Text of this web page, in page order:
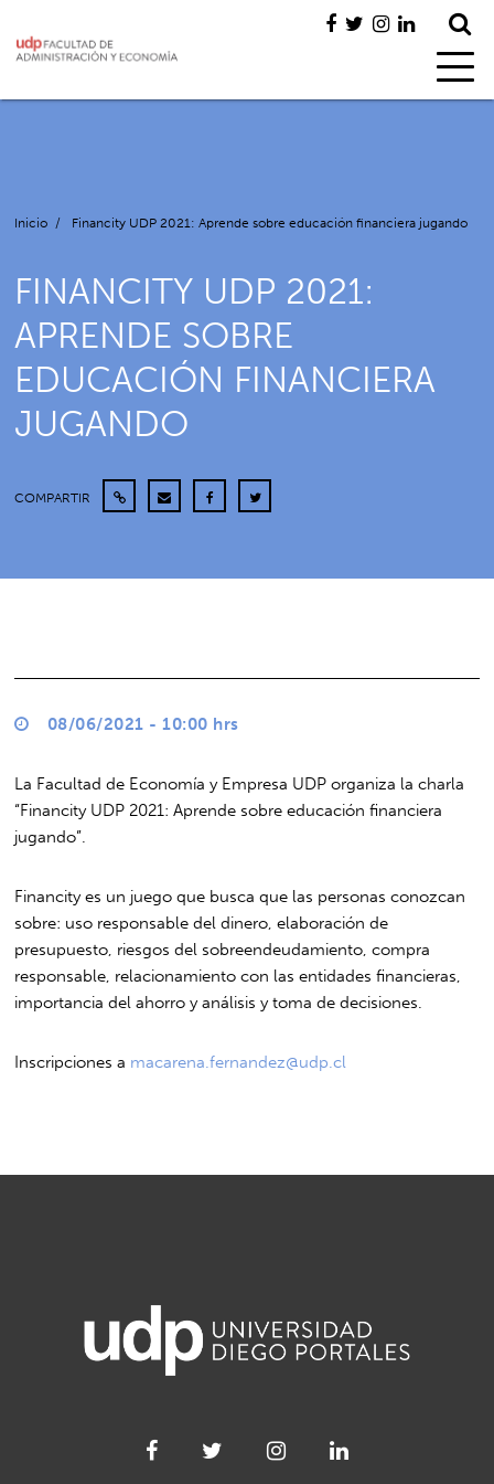
Inicio / Financity UDP 2021: Aprende sobre educación financiera jugando
FINANCITY UDP 2021:
APRENDE SOBRE
EDUCACIÓN FINANCIERA
JUGANDO
COMPARTIR
08/06/2021 - 10:00 hrs
La Facultad de Economía y Empresa UDP organiza la charla
“Financity UDP 2021: Aprende sobre educación financiera
jugando”.
Financity es un juego que busca que las personas conozcan
sobre: uso responsable del dinero, elaboración de
presupuesto, riesgos del sobreendeudamiento, compra
responsable, relacionamiento con las entidades financieras,
importancia del ahorro y análisis y toma de decisiones.
Inscripciones a macarena.fernandez@udp.cl